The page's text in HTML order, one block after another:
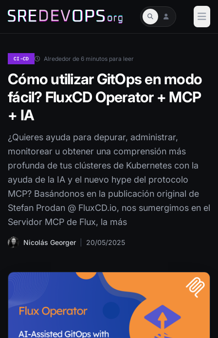
CI-CD Alrededor de 6 minutos para leer
Cómo utilizar GitOps en modo
fácil? FluxCD Operator + MCP
+ IA
¿Quieres ayuda para depurar, administrar,
monitorear u obtener una comprensión más
profunda de tus clústeres de Kubernetes con la
ayuda de la IA y el nuevo hype del protocolo
MCP? Basándonos en la publicación original de
Stefan Prodan @ FluxCD.io, nos sumergimos en el
Servidor MCP de Flux, la más
Nicolás Georger 20/05/2025